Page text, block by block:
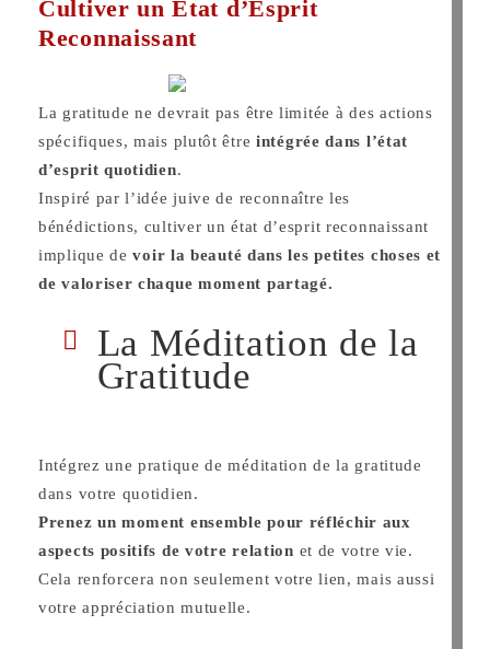
Cultiver un État d’Esprit
Reconnaissant
La gratitude ne devrait pas être limitée à des actions
spécifiques, mais plutôt être intégrée dans l’état
d’esprit quotidien.
Inspiré par l’idée juive de reconnaître les
bénédictions, cultiver un état d’esprit reconnaissant
implique de voir la beauté dans les petites choses et
de valoriser chaque moment partagé.
La Méditation de la
Gratitude
Intégrez une pratique de méditation de la gratitude
dans votre quotidien.
Prenez un moment ensemble pour réfléchir aux
aspects positifs de votre relation et de votre vie.
Cela renforcera non seulement votre lien, mais aussi
votre appréciation mutuelle.